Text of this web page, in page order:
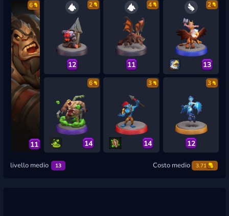
6
11
2
12
4
11
2
13
6
14
3
14
3
12
livello medio 13 Costo medio 3.71